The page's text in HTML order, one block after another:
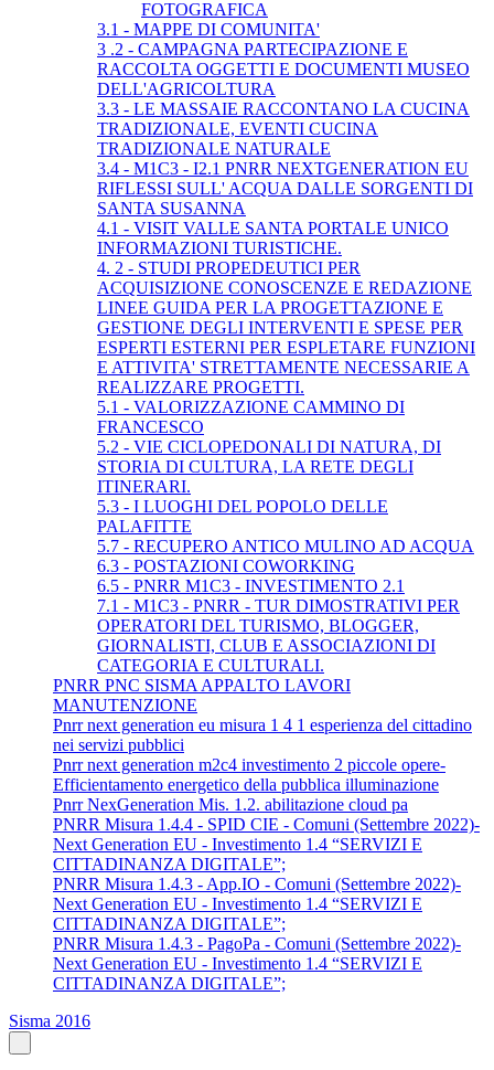
FOTOGRAFICA
3.1 - MAPPE DI COMUNITA'
3 .2 - CAMPAGNA PARTECIPAZIONE E
RACCOLTA OGGETTI E DOCUMENTI MUSEO
DELL'AGRICOLTURA
3.3 - LE MASSAIE RACCONTANO LA CUCINA
TRADIZIONALE, EVENTI CUCINA
TRADIZIONALE NATURALE
3.4 - M1C3 - I2.1 PNRR NEXTGENERATION EU
RIFLESSI SULL' ACQUA DALLE SORGENTI DI
SANTA SUSANNA
4.1 - VISIT VALLE SANTA PORTALE UNICO
INFORMAZIONI TURISTICHE.
4. 2 - STUDI PROPEDEUTICI PER
ACQUISIZIONE CONOSCENZE E REDAZIONE
LINEE GUIDA PER LA PROGETTAZIONE E
GESTIONE DEGLI INTERVENTI E SPESE PER
ESPERTI ESTERNI PER ESPLETARE FUNZIONI
E ATTIVITA' STRETTAMENTE NECESSARIE A
REALIZZARE PROGETTI.
5.1 - VALORIZZAZIONE CAMMINO DI
FRANCESCO
5.2 - VIE CICLOPEDONALI DI NATURA, DI
STORIA DI CULTURA, LA RETE DEGLI
ITINERARI.
5.3 - I LUOGHI DEL POPOLO DELLE
PALAFITTE
5.7 - RECUPERO ANTICO MULINO AD ACQUA
6.3 - POSTAZIONI COWORKING
6.5 - PNRR M1C3 - INVESTIMENTO 2.1
7.1 - M1C3 - PNRR - TUR DIMOSTRATIVI PER
OPERATORI DEL TURISMO, BLOGGER,
GIORNALISTI, CLUB E ASSOCIAZIONI DI
CATEGORIA E CULTURALI.
PNRR PNC SISMA APPALTO LAVORI
MANUTENZIONE
Pnrr next generation eu misura 1 4 1 esperienza del cittadino
nei servizi pubblici
Pnrr next generation m2c4 investimento 2 piccole opere-
Efficientamento energetico della pubblica illuminazione
Pnrr NexGeneration Mis. 1.2. abilitazione cloud pa
PNRR Misura 1.4.4 - SPID CIE - Comuni (Settembre 2022)-
Next Generation EU - Investimento 1.4 “SERVIZI E
CITTADINANZA DIGITALE”;
PNRR Misura 1.4.3 - App.IO - Comuni (Settembre 2022)-
Next Generation EU - Investimento 1.4 “SERVIZI E
CITTADINANZA DIGITALE”;
PNRR Misura 1.4.3 - PagoPa - Comuni (Settembre 2022)-
Next Generation EU - Investimento 1.4 “SERVIZI E
CITTADINANZA DIGITALE”;
Sisma 2016